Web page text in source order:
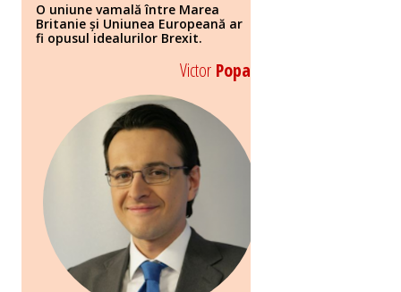
O uniune vamală între Marea
Britanie și Uniunea Europeană ar
fi opusul idealurilor Brexit.
Victor Popa